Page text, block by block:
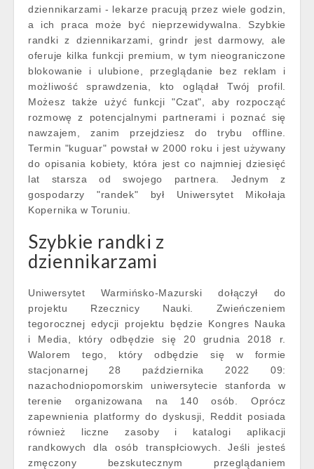
dziennikarzami - lekarze pracują przez wiele godzin,
a ich praca może być nieprzewidywalna. Szybkie
randki z dziennikarzami, grindr jest darmowy, ale
oferuje kilka funkcji premium, w tym nieograniczone
blokowanie i ulubione, przeglądanie bez reklam i
możliwość sprawdzenia, kto oglądał Twój profil.
Możesz także użyć funkcji "Czat", aby rozpocząć
rozmowę z potencjalnymi partnerami i poznać się
nawzajem, zanim przejdziesz do trybu offline.
Termin "kuguar" powstał w 2000 roku i jest używany
do opisania kobiety, która jest co najmniej dziesięć
lat starsza od swojego partnera. Jednym z
gospodarzy "randek" był Uniwersytet Mikołaja
Kopernika w Toruniu.
Szybkie randki z
dziennikarzami
Uniwersytet Warmińsko-Mazurski dołączył do
projektu Rzecznicy Nauki. Zwieńczeniem
tegorocznej edycji projektu będzie Kongres Nauka
i Media, który odbędzie się 20 grudnia 2018 r.
Walorem tego, który odbędzie się w formie
stacjonarnej 28 października 2022 09:
nazachodniopomorskim uniwersytecie stanforda w
terenie organizowana na 140 osób. Oprócz
zapewnienia platformy do dyskusji, Reddit posiada
również liczne zasoby i katalogi aplikacji
randkowych dla osób transpłciowych. Jeśli jesteś
zmęczony bezskutecznym przeglądaniem